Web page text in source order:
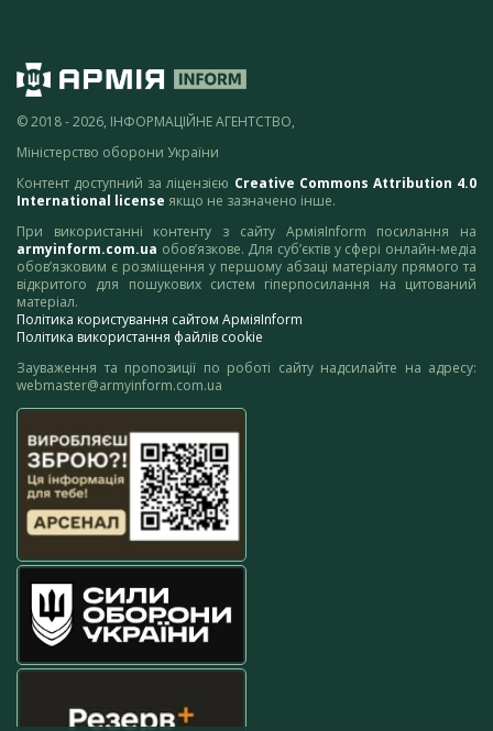
© 2018 - 2026, ІНФОРМАЦІЙНЕ АГЕНТСТВО,
Міністерство оборони України
Контент доступний за ліцензією Creative Commons Attribution 4.0
International license якщо не зазначено інше.
При використанні контенту з сайту АрміяInform посилання на
armyinform.com.ua обов’язкове. Для суб’єктів у сфері онлайн-медіа
обов’язковим є розміщення у першому абзаці матеріалу прямого та
відкритого для пошукових систем гіперпосилання на цитований
матеріал.
Політика користування сайтом АрміяInform
Політика використання файлів cookie
Зауваження та пропозиції по роботі сайту надсилайте на адресу:
webmaster@armyinform.com.ua